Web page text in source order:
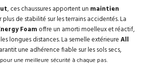
, ces chaussures apportent un maintien
plus de stabilité sur les terrains accidentés. La
Foam offre un amorti moelleux et réactif,
longues distances. La semelle extérieureAll
une adhérence fiable sur les sols secs,
pour une meilleure sécurité à chaque pas.